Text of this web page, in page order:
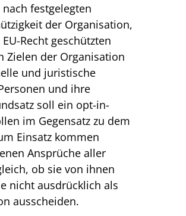
festgelegten
der Organisation,
Recht geschützten
Zielen der Organisation
und juristische
und ihre
soll ein opt-in-
im Gegensatz zu dem
Einsatz kommen
Ansprüche aller
ob sie von ihnen
nicht ausdrücklich als
ausscheiden.